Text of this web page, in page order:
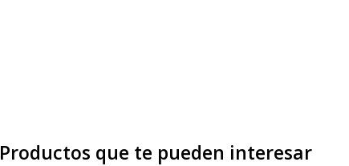
Productos que te pueden interesar